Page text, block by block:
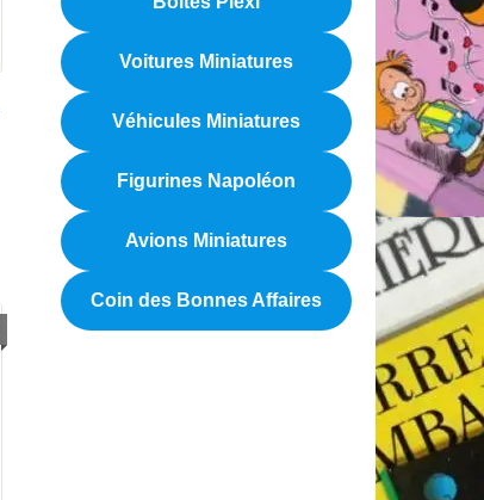
Voitures Miniatures
Véhicules Miniatures
Figurines Napoléon
Avions Miniatures
Coin des Bonnes Affaires